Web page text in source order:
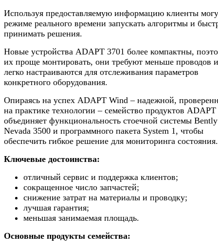
Используя предоставляемую информацию клиенты
режиме реального времени запускать алгоритмы и
принимать решения.
Новые устройства ADAPT 3701 более компактны,
их проще монтировать, они требуют меньше проводов и
легко настраиваются для отслеживания параметров
конкретного оборудования.
Опираясь на успех ADAPT Wind – надежной,
на практике технологии – семейство продуктов
объединяет функциональность стоечной системы Bently
Nevada 3500 и программного пакета System 1, чтобы
обеспечить гибкое решение для мониторинга состояния.
Ключевые достоинства:
отличный сервис и поддержка клиентов;
сокращенное число запчастей;
снижение затрат на материалы и проводку;
лучшая гарантия;
меньшая занимаемая площадь.
Основные продукты семейства: